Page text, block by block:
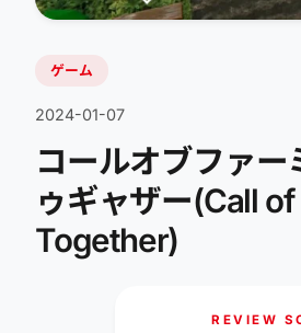
ゲーム
2024-01-07
コールオブファー
ゥギャザー(Call
Together)
REVIEW